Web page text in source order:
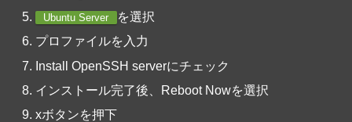
Ubuntu Server
を選択
プロファイルを入力
Install OpenSSH serverにチェック
インストール完了後、Reboot Nowを選択
xボタンを押下